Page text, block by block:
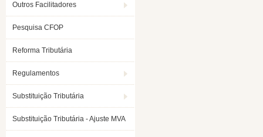
Outros Facilitadores
Pesquisa CFOP
Reforma Tributária
Regulamentos
Substituição Tributária
Substituição Tributária - Ajuste MVA